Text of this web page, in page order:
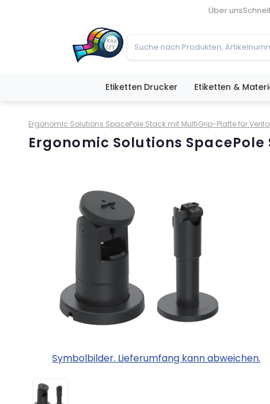
Über uns
Etiketten Drucker Etiketten &
Ergonomic Solutions SpacePole Stack mit MultiGrip-Platte für
Ergonomic Solutions
Symbolbilder. Lieferumfang kann abweichen.